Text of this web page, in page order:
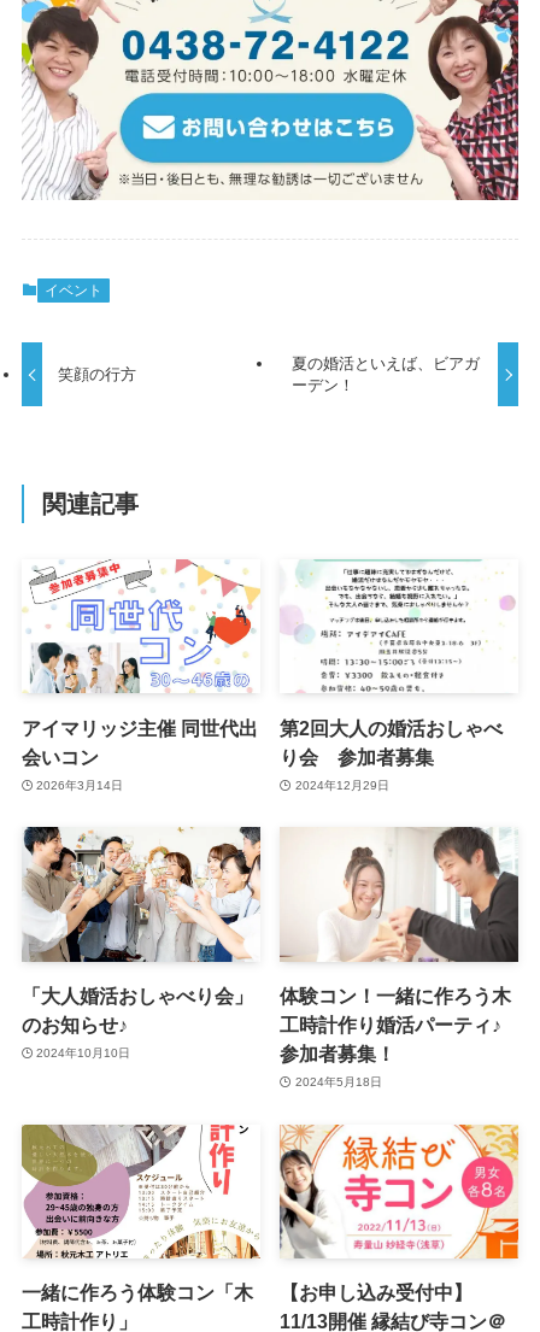
イベント
笑顔の行方
夏の婚活といえば、ビアガ
ーデン！
関連記事
アイマリッジ主催 同世代出
会いコン
2026年3月14日
第2回大人の婚活おしゃべ
り会 参加者募集
2024年12月29日
「大人婚活おしゃべり会」
のお知らせ♪
2024年10月10日
体験コン！一緒に作ろう木
工時計作り婚活パーティ♪
参加者募集！
2024年5月18日
一緒に作ろう体験コン「木
工時計作り」
【お申し込み受付中】
11/13開催 縁結び寺コン＠